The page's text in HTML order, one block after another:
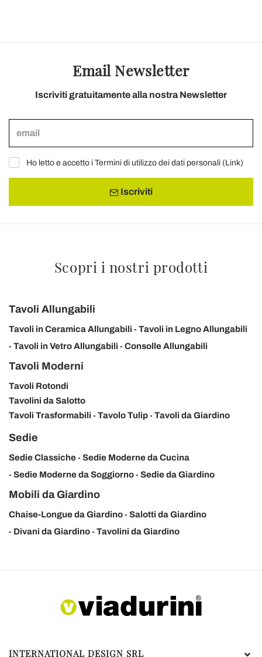
Email Newsletter
Iscriviti gratuitamente alla nostra Newsletter
Ho letto e accetto i Termini di utilizzo dei dati personali (Link)
Iscriviti
Scopri i nostri prodotti
Tavoli Allungabili
Tavoli in Ceramica Allungabili
Tavoli in Legno Allungabili
Tavoli in Vetro Allungabili
Consolle Allungabili
Tavoli Moderni
Tavoli Rotondi
Tavolini da Salotto
Tavoli Trasformabili
Tavolo Tulip Tavoli da Giardino
Sedie
Sedie Classiche
Sedie Moderne da Cucina
Sedie Moderne da Soggiorno
Sedie da Giardino
Mobili da Giardino
Chaise-Longue da Giardino
Salotti da Giardino
Divani da Giardino
Tavolini da Giardino
INTERNATIONAL DESIGN SRL